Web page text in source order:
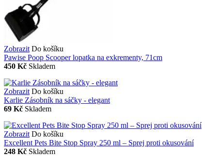
Zobrazit Do košíku
Pawise Poop Scooper lopatka na exkrementy, 71cm
450 Kč Skladem
Zobrazit Do košíku
Karlie Zásobník na sáčky - elegant
69 Kč Skladem
Zobrazit Do košíku
Excellent Pets Bite Stop Spray 250 ml – Sprej proti okusování
248 Kč Skladem